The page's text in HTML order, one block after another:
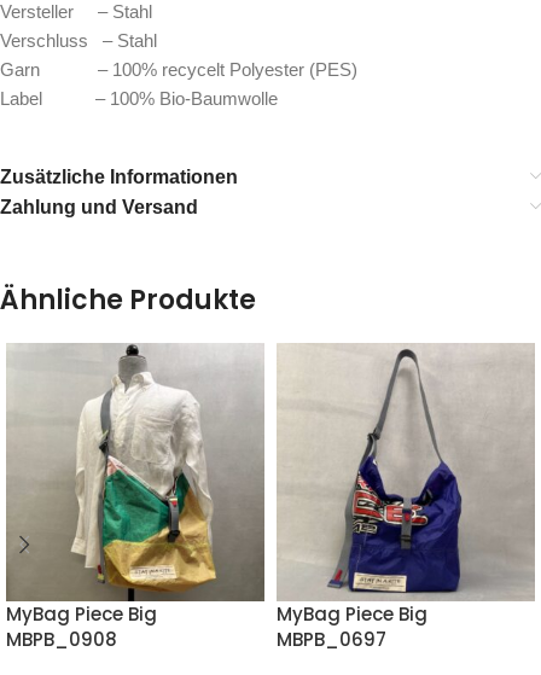
Versteller – Stahl
Verschluss – Stahl
Garn – 100% recycelt Polyester (PES)
Label – 100% Bio-Baumwolle
Zusätzliche Informationen
Zahlung und Versand
Ähnliche Produkte
MyBag Piece Big
MBPB_0908
MyBag Piece Big
MBPB_0697